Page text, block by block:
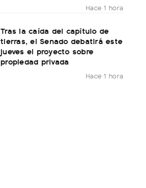
Hace 1 hora
Tras la caída del capítulo de
tierras, el Senado debatirá este
jueves el proyecto sobre
propiedad privada
Hace 1 hora